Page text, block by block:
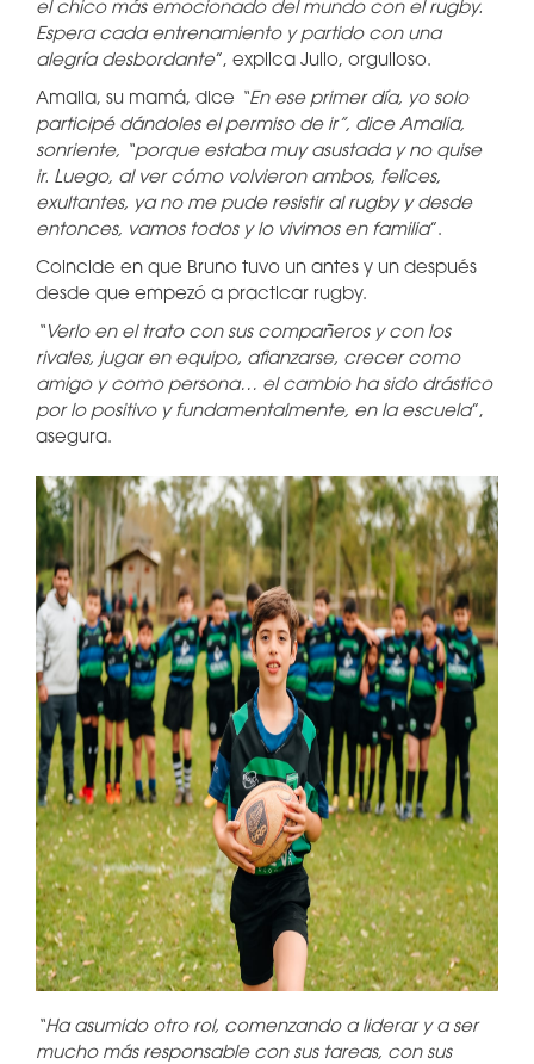
el chico más emocionado del mundo con el rugby.
Espera cada entrenamiento y partido con una
alegría desbordante”, explica Julio, orgulloso.
Amalia, su mamá, dice “En ese primer día, yo solo
participé dándoles el permiso de ir”, dice Amalia,
sonriente, “porque estaba muy asustada y no quise
ir. Luego, al ver cómo volvieron ambos, felices,
exultantes, ya no me pude resistir al rugby y desde
entonces, vamos todos y lo vivimos en familia”.
Coincide en que Bruno tuvo un antes y un después
desde que empezó a practicar rugby.
“Verlo en el trato con sus compañeros y con los
rivales, jugar en equipo, afianzarse, crecer como
amigo y como persona… el cambio ha sido drástico
por lo positivo y fundamentalmente, en la escuela”,
asegura.
“Ha asumido otro rol, comenzando a liderar y a ser
mucho más responsable con sus tareas, con sus